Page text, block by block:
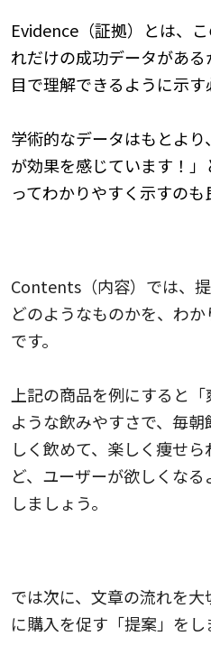
Evidence（証拠）とは、
れだけの成功データがあ
目で理解できるように示す
学術的なデータはもとよ
が効果を感じています！
ってわかりやすく示すのも
Contents（内容）では、
どのようなものかを、わ
です。
上記の商品を例にすると
ような飲みやすさで、毎
しく飲めて、楽しく痩せ
ど、ユーザーが欲しくな
しましょう。
では次に、文章の流れを
に購入を促す「提案」をし